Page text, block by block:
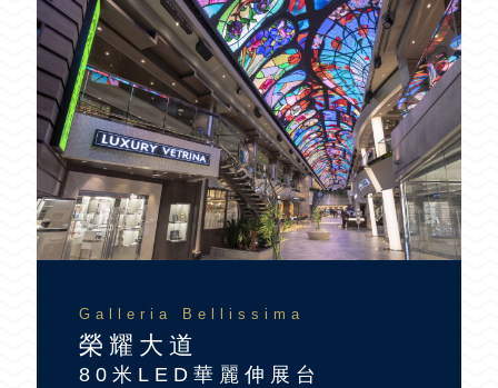
Galleria Bellissima
榮耀大道
80米LED華麗伸展台